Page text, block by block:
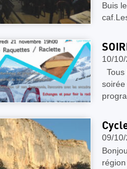
Buis
10/
soirée
09/